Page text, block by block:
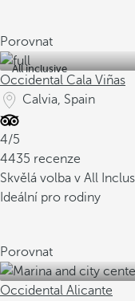
Porovnat
All inclusive
Occidental Cala Viñas
Calvia, Spain
4/5
4435 recenze
Skvělá volba v All
Ideální pro rodiny
Porovnat
Occidental Alicante